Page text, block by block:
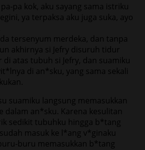
pa kok, aku sayang sama istriku
ya terpaksa aku juga suka, ayo
tersenyum merdeka, dan tanpa
akhirnya si Jefry disuruh tidur
atas tubuh si Jefry, dan suamiku
di an*sku, yang sama sekali
suamiku langsung memasukkan
dalam an*sku. Karena kesulitan
sedikit tubuhku hingga b*tang
masuk ke l*ang v*ginaku
buru memasukkan b*tang